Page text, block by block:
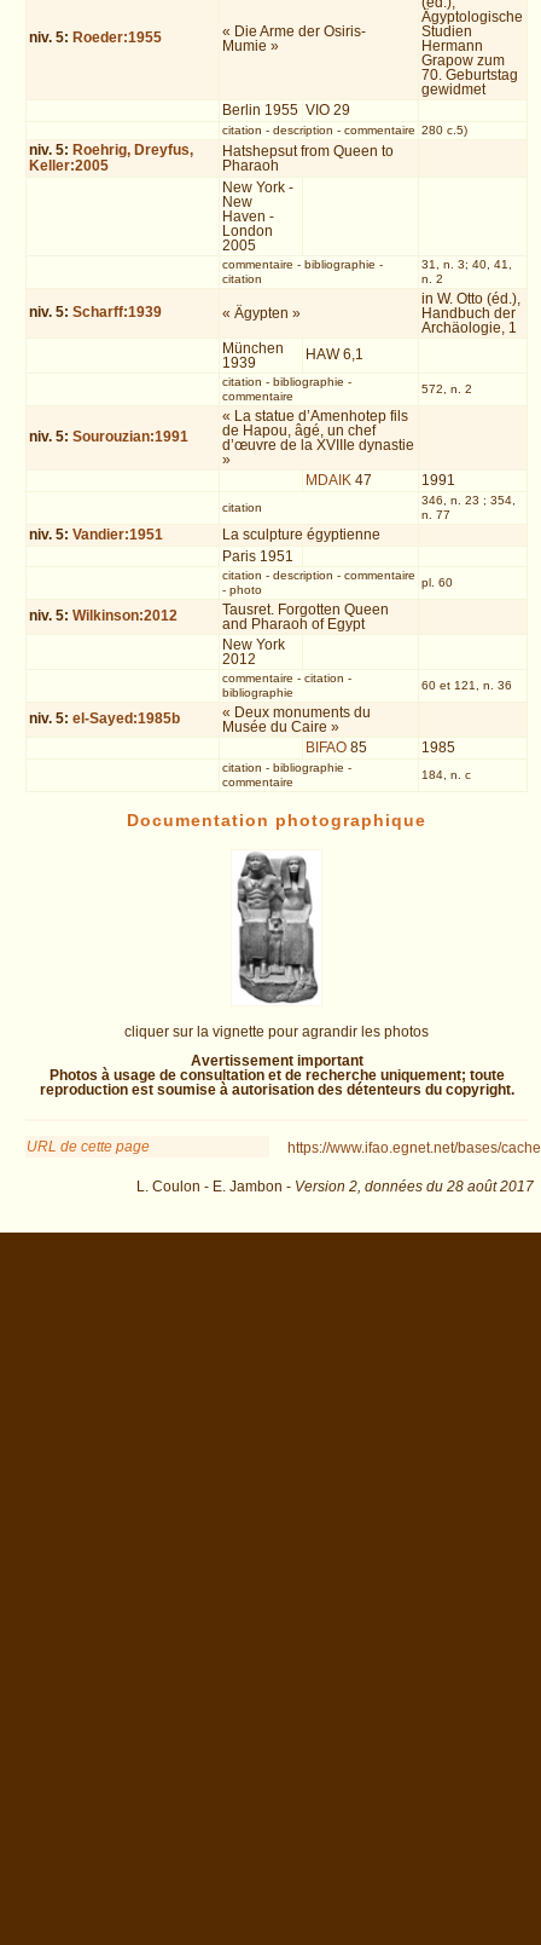
niv. 5: Roeder:1955
« Die Arme der Osiris-
Mumie »
Ägyptologische
Studien
Hermann
Grapow zum
70. Geburtstag
gewidmet
Berlin 1955 VIO 29
citation - description - commentaire 280 c.5)
niv. 5: Roehrig, Dreyfus,
Keller:2005
Hatshepsut from Queen to
Pharaoh
New York -
New
Haven -
London
2005
commentaire - bibliographie -
citation
31, n. 3; 40, 41,
n. 2
niv. 5:Scharff:1939 « Ägypten »
in W. Otto (éd.),
Handbuch der
Archäologie, 1
München
1939
HAW 6,1
citation - bibliographie -
commentaire
572, n. 2
niv. 5:Sourouzian:1991
« La statue d’Amenhotep fils
de Hapou, âgé, un chef
d’œuvre de la XVIIIe dynastie
»
MDAIK 47 1991
citation
346, n. 23 ; 354,
n. 77
niv. 5:Vandier:1951
La sculpture égyptienne
Paris 1951
citation - description - commentaire
- photo
pl. 60
niv. 5:Wilkinson:2012
Tausret. Forgotten Queen
and Pharaoh of Egypt
New York
2012
commentaire - citation -
bibliographie
60 et 121, n. 36
niv. 5:el-Sayed:1985b
« Deux monuments du
Musée du Caire »
BIFAO 85 1985
citation - bibliographie -
commentaire
184, n. c
Documentation photographique
cliquer sur la vignette pour agrandir les photos
Avertissement important
Photos à usage de consultation et de recherche uniquement; toute
reproduction est soumise à autorisation des détenteurs du copyright.
URL de cette page https://www.ifao.egnet.net/bases/
L. Coulon - E. Jambon - Version 2, données du 28 août 2017